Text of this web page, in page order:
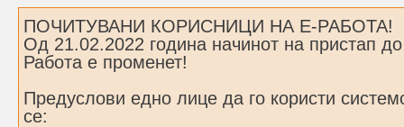
ПОЧИТУВАНИ КОРИСНИЦИ НА Е-РАБОТА!
Од 21.02.2022 година начинот на пристап
Работа е променет!
Предуслови едно лице да го користи
се: